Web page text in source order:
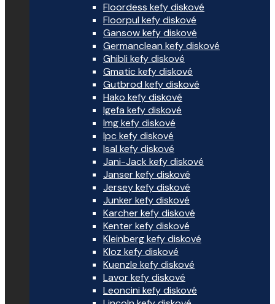
Floordess kefy diskové
Floorpul kefy diskové
Gansow kefy diskové
Germanclean kefy diskové
Ghibli kefy diskové
Gmatic kefy diskové
Gutbrod kefy diskové
Hako kefy diskové
Igefa kefy diskové
Img kefy diskové
Ipc kefy diskové
Isal kefy diskové
Jani-Jack kefy diskové
Janser kefy diskové
Jersey kefy diskové
Junker kefy diskové
Karcher kefy diskové
Kenter kefy diskové
Kleinberg kefy diskové
Kloz kefy diskové
Kuenzle kefy diskové
Lavor kefy diskové
Leoncini kefy diskové